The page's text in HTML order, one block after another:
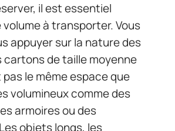
il est essentiel
volume à transporter. Vous
appuyer sur la nature des
cartons de taille moyenne
pas le même espace que
volumineux comme des
armoires ou des
objets longs, les